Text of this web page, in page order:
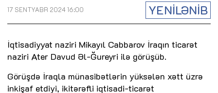
YENİLƏNİB
17 SENTYABR 2024 16:00
İqtisadiyyat naziri Mikayıl Cabbarov İraqın ticarət
naziri Ater Davud Əl-Ğureyri ilə görüşüb.
Görüşdə İraqla münasibətlərin yüksələn xətt üzrə
inkişaf etdiyi, ikitərəfli iqtisadi-ticarət